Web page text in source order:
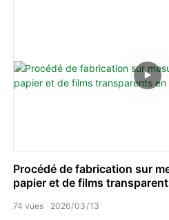
Procédé de fabrication sur
papier et de films
2026 03 13
74 vues